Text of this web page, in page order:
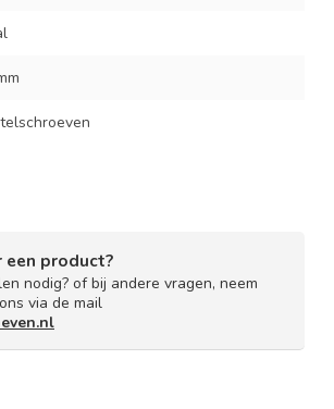
een product?
nodig? of bij andere vragen, neem
via de mail